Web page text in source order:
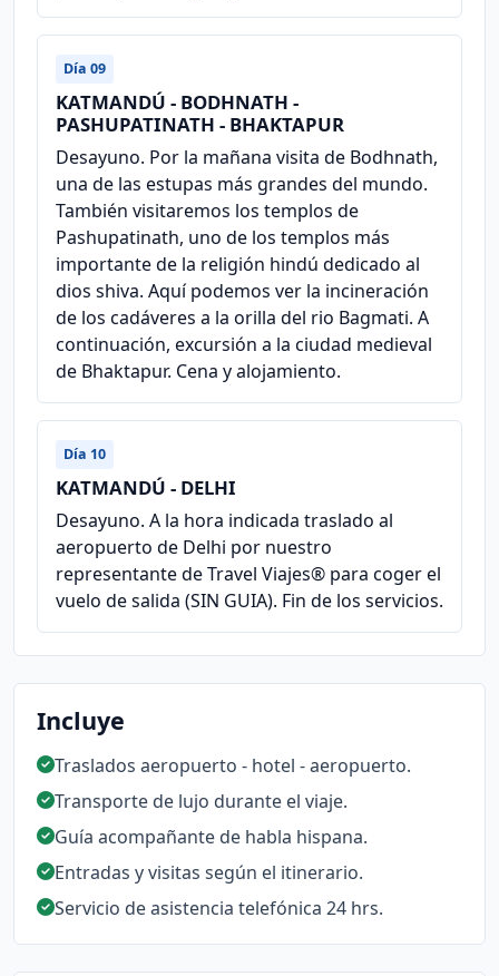
Día 09
KATMANDÚ - BODHNATH -
PASHUPATINATH - BHAKTAPUR
Desayuno. Por la mañana visita de Bodhnath,
una de las estupas más grandes del mundo.
También visitaremos los templos de
Pashupatinath, uno de los templos más
importante de la religión hindú dedicado al
dios shiva. Aquí podemos ver la incineración
de los cadáveres a la orilla del rio Bagmati. A
continuación, excursión a la ciudad medieval
de Bhaktapur. Cena y alojamiento.
Día 10
KATMANDÚ - DELHI
Desayuno. A la hora indicada traslado al
aeropuerto de Delhi por nuestro
representante de Travel Viajes® para coger el
vuelo de salida (SIN GUIA). Fin de los servicios.
Incluye
Traslados aeropuerto - hotel - aeropuerto.
Transporte de lujo durante el viaje.
Guía acompañante de habla hispana.
Entradas y visitas según el itinerario.
Servicio de asistencia telefónica 24 hrs.